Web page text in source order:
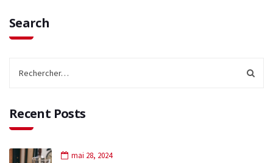
Search
Recent Posts
mai 28, 2024